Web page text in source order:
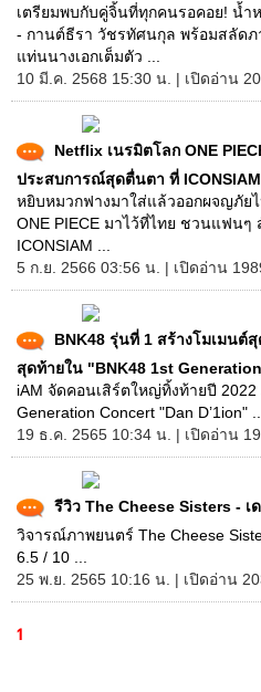
เตรียมพบกับคู่จิ้นที่ทุกคนรอคอย! น้
- กานต์ธีรา วัชรทัศนกุล พร้อมสลัด
แท่นนางเอกเต็มตัว ...
10 มี.ค. 2568 15:30 น. | เปิดอ่าน
Netflix เนรมิตโลก ONE
ประสบการณ์สุดตื่นตา ที่
หยิบหมวกฟางมาใส่แล้วออกผจญภัย
ONE PIECE มาไว้ที่ไทย ชวนแฟน
ICONSIAM ...
5 ก.ย. 2566 03:56 น. | เปิดอ่าน
BNK48 รุ่นที่ 1 สร้างโมเมนต์
สุดท้ายใน "BNK48 1st
iAM จัดคอนเสิร์ตใหญ่ทิ้งท้ายปี 2022
Generation Concert "Dan D’1ion" ...
19 ธ.ค. 2565 10:34 น. | เปิดอ่าน
รีวิว The Cheese Sisters - เ
วิจารณ์ภาพยนตร์ The Cheese
6.5 / 10 ...
25 พ.ย. 2565 10:16 น. | เปิดอ่าน
1